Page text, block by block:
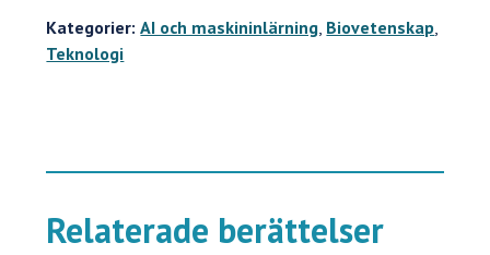
Kategorier: AI och maskininlärning, Biovetenskap,
Teknologi
Relaterade berättelser